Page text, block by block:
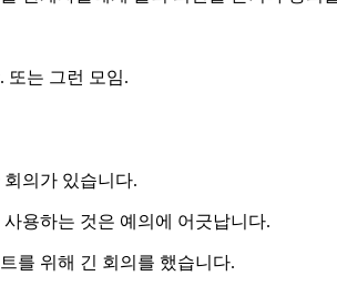
또는 그런 모임.
의가 있습니다.
용하는 것은 예의에 어긋납니다.
를 위해 긴 회의를 했습니다.